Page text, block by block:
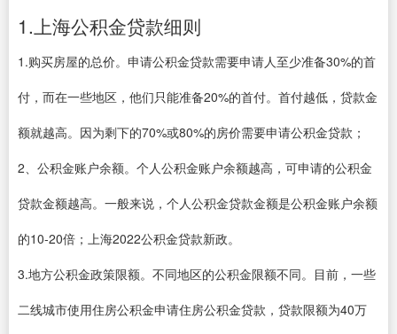
1.上海公积金贷款细则
1.购买房屋的总价。申请公积金贷款需要申请人至少准备30%的首
付，而在一些地区，他们只能准备20%的首付。首付越低，贷款金
额就越高。因为剩下的70%或80%的房价需要申请公积金贷款；
2、公积金账户余额。个人公积金账户余额越高，可申请的公积金
贷款金额越高。一般来说，个人公积金贷款金额是公积金账户余额
的10-20倍；上海2022公积金贷款新政。
3.地方公积金政策限额。不同地区的公积金限额不同。目前，一些
二线城市使用住房公积金申请住房公积金贷款，贷款限额为40万